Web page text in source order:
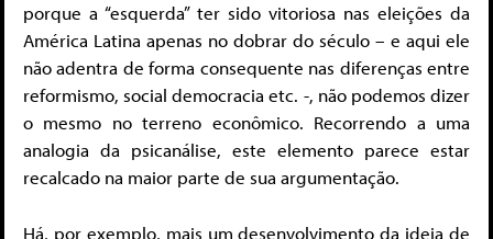
porque a “esquerda” ter sido vitoriosa nas eleições da
América Latina apenas no dobrar do século – e aqui ele
não adentra de forma consequente nas diferenças entre
reformismo, social democracia etc. -, não podemos dizer
o mesmo no terreno econômico. Recorrendo a uma
analogia da psicanálise, este elemento parece estar
recalcado na maior parte de sua argumentação.
Há, por exemplo, mais um desenvolvimento da ideia de